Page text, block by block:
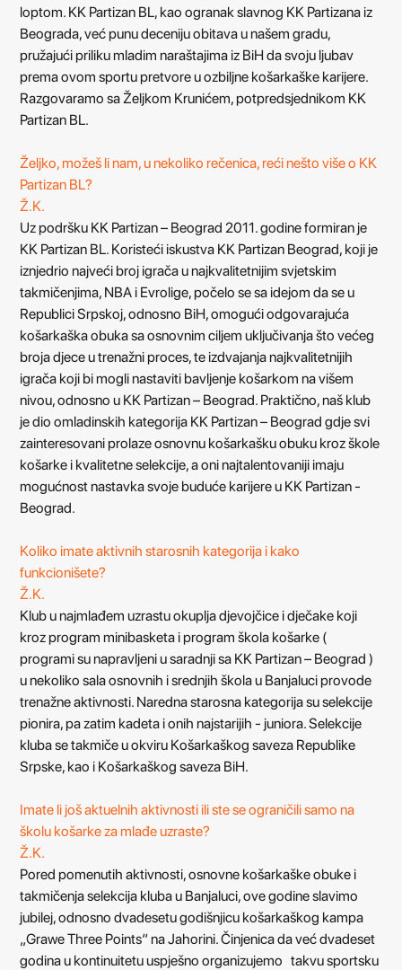
loptom. KK Partizan BL, kao ogranak slavnog KK Partizana iz
Beograda, već punu deceniju obitava u našem gradu,
pružajući priliku mladim naraštajima iz BiH da svoju ljubav
prema ovom sportu pretvore u ozbiljne košarkaške karijere.
Razgovaramo sa Željkom Krunićem, potpredsjednikom KK
Partizan BL.
Željko, možeš li nam, u nekoliko rečenica, reći nešto više o KK
Partizan BL?
Ž.K.
Uz podršku KK Partizan – Beograd 2011. godine formiran je
KK Partizan BL. Koristeći iskustva KK Partizan Beograd, koji je
iznjedrio najveći broj igrača u najkvalitetnijim svjetskim
takmičenjima, NBA i Evrolige, počelo se sa idejom da se u
Republici Srpskoj, odnosno BiH, omogući odgovarajuća
košarkaška obuka sa osnovnim ciljem uključivanja što većeg
broja djece u trenažni proces, te izdvajanja najkvalitetnijih
igrača koji bi mogli nastaviti bavljenje košarkom na višem
nivou, odnosno u KK Partizan – Beograd. Praktično, naš klub
je dio omladinskih kategorija KK Partizan – Beograd gdje svi
zainteresovani prolaze osnovnu košarkašku obuku kroz škole
košarke i kvalitetne selekcije, a oni najtalentovaniji imaju
mogućnost nastavka svoje buduće karijere u KK Partizan -
Beograd.
Koliko imate aktivnih starosnih kategorija i kako
funkcionišete?
Ž.K.
Klub u najmlađem uzrastu okuplja djevojčice i dječake koji
kroz program minibasketa i program škola košarke (
programi su napravljeni u saradnji sa KK Partizan – Beograd )
u nekoliko sala osnovnih i srednjih škola u Banjaluci provode
trenažne aktivnosti. Naredna starosna kategorija su selekcije
pionira, pa zatim kadeta i onih najstarijih - juniora. Selekcije
kluba se takmiče u okviru Košarkaškog saveza Republike
Srpske, kao i Košarkaškog saveza BiH.
Imate li još aktuelnih aktivnosti ili ste se ograničili samo na
školu košarke za mlađe uzraste?
Ž.K.
Pored pomenutih aktivnosti, osnovne košarkaške obuke i
takmičenja selekcija kluba u Banjaluci, ove godine slavimo
jubilej, odnosno dvadesetu godišnjicu košarkaškog kampa
„Grawe Three Points“ na Jahorini. Činjenica da već dvadeset
godina u kontinuitetu uspješno organizujemo takvu sportsku